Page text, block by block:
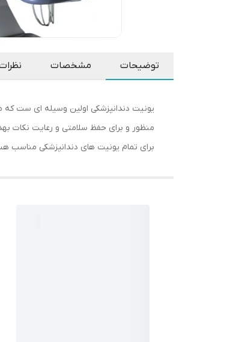
توضیحات مشخصات
یونیت دندانپزشکی اولین وسیله ای ست که
برای تمام یونیت های دندانپزشکی مناسب